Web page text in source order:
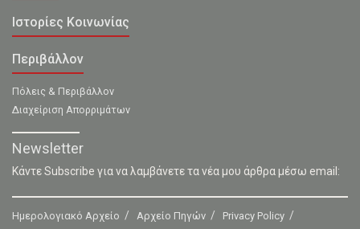
Ιστορίες Κοινωνίας
Περιβάλλον
Πόλεις & Περιβάλλον
Διαχείριση Απορριμάτων
Newsletter
Κάντε Subscribe για να λαμβάνετε τα νέα μου άρθρα μέσω email:
Ημερολογιακό Αρχείο Αρχείο Πηγών
Privacy Policy